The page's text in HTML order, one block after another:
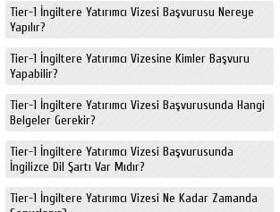
Tier-1 İngiltere Yatırımcı Vizesi Başvurusu Nereye
Yapılır?
Tier-1 İngiltere Yatırımcı Vizesine Kimler Başvuru
Yapabilir?
Tier-1 İngiltere Yatırımcı Vizesi Başvurusunda Hangi
Belgeler Gerekir?
Tier-1 İngiltere Yatırımcı Vizesi Başvurusunda
İngilizce Dil Şartı Var Mıdır?
Tier-1 İngiltere Yatırımcı Vizesi Ne Kadar Zamanda